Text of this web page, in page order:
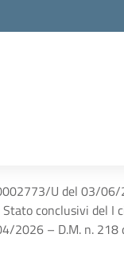
U del 03/06/
conclusivi del I
2026 – D.M. n. 218